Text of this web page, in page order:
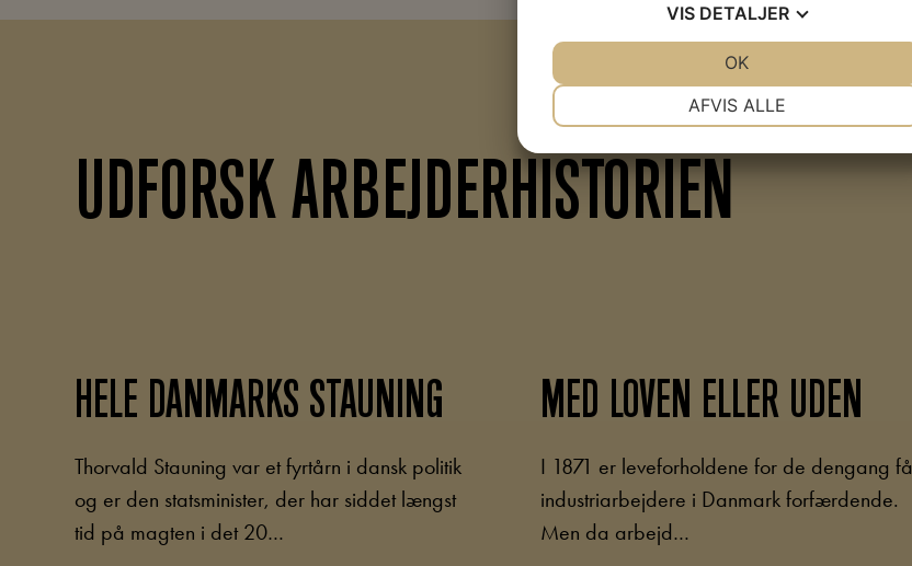
UDFORSK ARBEJDERHISTORIEN
HELE DANMARKS STAUNING
Thorvald Stauning var et fyrtårn i dansk politik
og er den statsminister, der har siddet længst
tid på magten i det 20…
MED LOVEN ELLER UDEN
I 1871 er leveforholdene for de dengang få
industriarbejdere i Danmark forfærdende.
Men da arbejd…
VIS DETALJER
MARKETING
AFVIS ALLE
OK